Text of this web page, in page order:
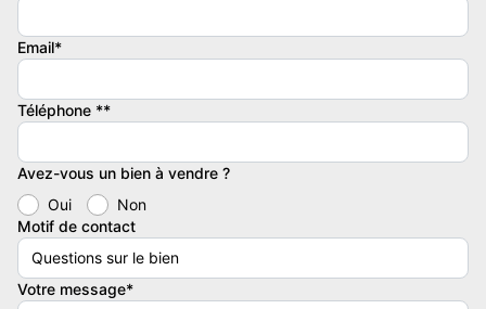
Les images de publicité ne sont pas contractuelles.
La commission de l’agence immobilière est payée par le
mandant.
Le prix de vente affiche est hors frais d’agence.
C’est le prix communique par le promoteur.
CPI9200226
Email*
Téléphone **
Avez-vous un bien à vendre ?
Oui
Non
Motif de contact
Votre message*